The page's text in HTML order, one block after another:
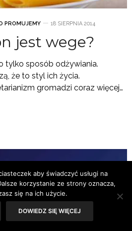
PROMUJEMY 18 SIERPNIA 2014
jest wege?
tylko sposób odżywiania.
że to styl ich życia.
gromadzi coraz więcej…
aby świadczyć usługi na
korzystanie ze strony oznacza,
się na ich użycie.
DOWIEDZ SIĘ WIĘCEJ